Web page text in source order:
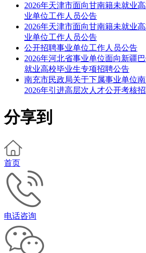
2026年天津市面向甘南籍未就业
业单位工作人员公告
2026年天津市面向甘南籍未就业
业单位工作人员公告
公开招聘事业单位工作人员公告
2026年河北省事业单位面向新疆
就业高校毕业生专项招聘公告
南充市民政局关于下属事业单位
2026年引进高层次人才公开考核
分享到
首页
电话咨询